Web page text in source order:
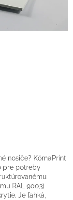
nosiče? KömaPrint
pre potreby
RAL 9003)
Je ľahká,